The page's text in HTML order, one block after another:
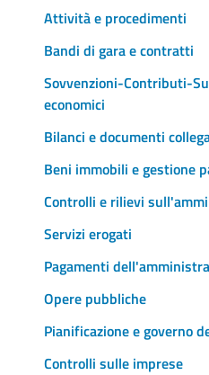
Attività e procedimenti
Bandi di gara e contratti
Sovvenzioni-Contributi-
economici
Bilanci e documenti
Beni immobili e gestione
Controlli e rilievi
Servizi erogati
Pagamenti
Opere pubbliche
Pianificazione e governo
Controlli sulle imprese